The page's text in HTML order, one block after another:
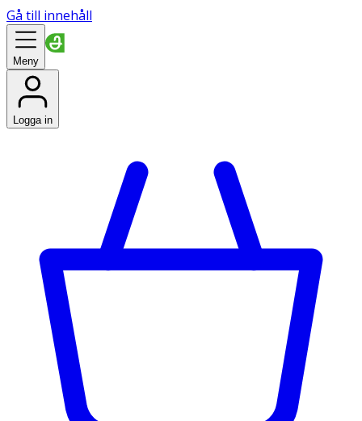
Gå till innehåll
Meny
Logga in